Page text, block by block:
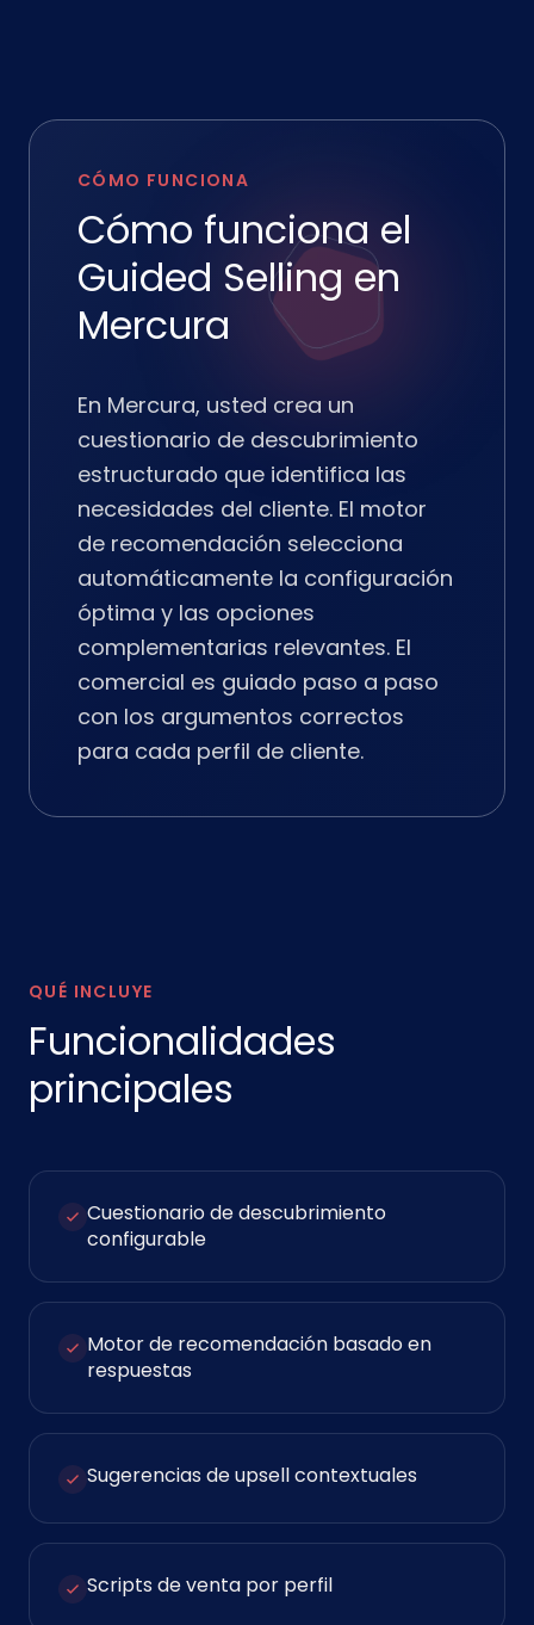
CÓMO FUNCIONA
Cómo funciona el
Guided Selling en
Mercura
En Mercura, usted crea un
cuestionario de descubrimiento
estructurado que identifica las
necesidades del cliente. El motor
de recomendación selecciona
automáticamente la configuración
óptima y las opciones
complementarias relevantes. El
comercial es guiado paso a paso
con los argumentos correctos
para cada perfil de cliente.
QUÉ INCLUYE
Funcionalidades
principales
Cuestionario de descubrimiento
configurable
Motor de recomendación basado en
respuestas
Sugerencias de upsell contextuales
Scripts de venta por perfil